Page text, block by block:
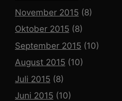
November 2015 (8)
Oktober 2015 (8)
September 2015 (10)
August 2015 (10)
Juli 2015 (8)
Juni 2015 (10)